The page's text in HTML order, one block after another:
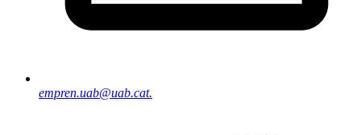
empren.uab@uab.cat.